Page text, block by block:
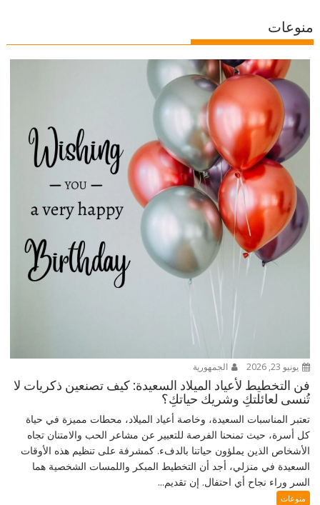
منوعات
يونيو 23, 2026 الجمهورية
فن التخطيط لأعياد الميلاد السعيدة: كيف تصنعين ذكريات لا
تُنسى لعائلتكِ وشريك حياتكِ؟
تعتبر المناسبات السعيدة، وخاصة أعياد الميلاد، محطات مميزة في حياة
كل أسرة، حيث تمنحنا الفرصة للتعبير عن مشاعر الحب والامتنان تجاه
الأشخاص الذين يملؤون حياتنا بالدفء. كمشرفة على تنظيم هذه الأوقات
السعيدة في منزلي، أجد أن التخطيط المبكر واللمسات الشخصية هما
السر وراء نجاح أي احتفال. إن تقديم...
منوعات